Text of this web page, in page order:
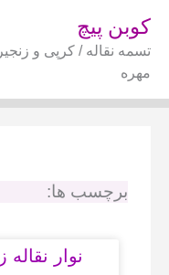
کوبن پیچ
تسمه نقاله / کرپی و
مهره
برچسب ها:
نوار